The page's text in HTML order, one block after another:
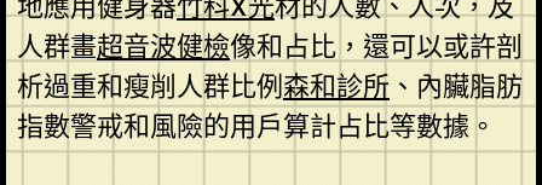
人群畫超音波健檢像和占比，還可以或許剖
析過重和瘦削人群比例森和診所 、內臟脂肪
指數警戒和風險的用戶算計占比等數據。